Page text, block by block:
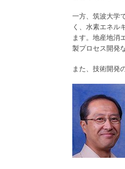
一方、筑波大学
く、水素エネル
ます。地産地消
製プロセス開発
また、技術開発